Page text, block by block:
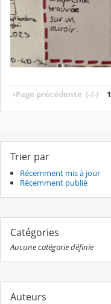
‹Page précédente (-/-) 1
Trier par
Récemment mis à jour
Récemment publié
Catégories
Aucune catégorie définie
Auteurs